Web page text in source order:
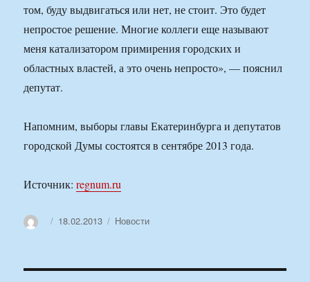
том, буду выдвигаться или нет, не стоит. Это будет
непростое решение. Многие коллеги еще называют
меня катализатором примирения городских и
областных властей, а это очень непросто», — пояснил
депутат.
Напомним, выборы главы Екатеринбурга и депутатов
городской Думы состоятся в сентябре 2013 года.
Источник:regnum.ru
АвторОпубликовано
18.02.2013 Рубрики
Новости